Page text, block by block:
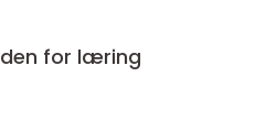
for læring